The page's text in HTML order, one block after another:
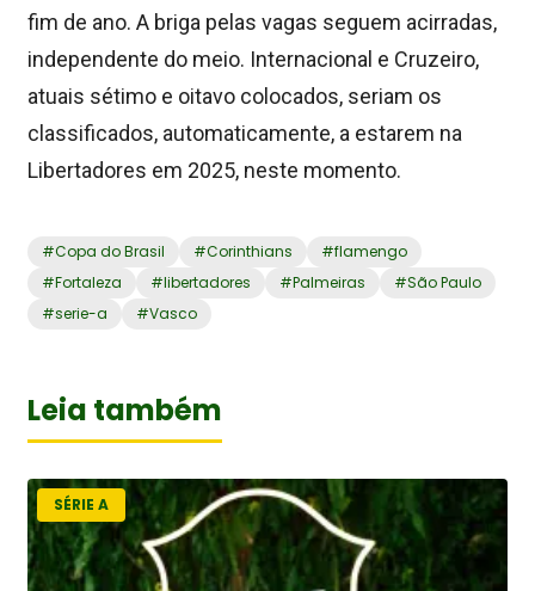
fim de ano. A briga pelas vagas seguem acirradas,
independente do meio. Internacional e Cruzeiro,
atuais sétimo e oitavo colocados, seriam os
classificados, automaticamente, a estarem na
Libertadores em 2025, neste momento.
#Copa do Brasil #Corinthians #flamengo
#Fortaleza #libertadores #Palmeiras #São Paulo
#serie-a #Vasco
Leia também
SÉRIE A